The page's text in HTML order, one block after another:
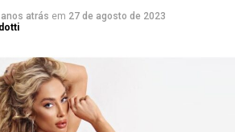
anos atrás em 27 de agosto de 2023